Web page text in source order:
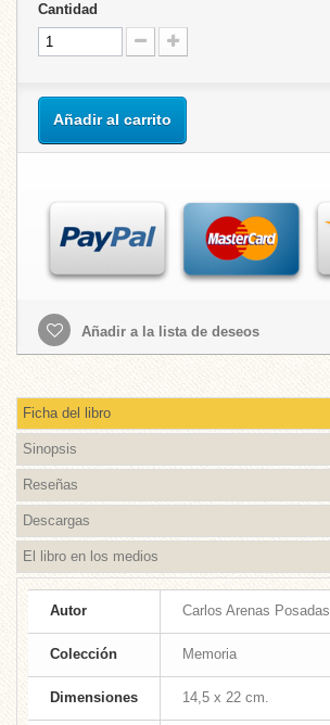
Cantidad
Añadir al carrito
Añadir a la lista de deseos
Ficha del libro
Sinopsis
Reseñas
Descargas
El libro en los medios
Autor Carlos Arenas Posadas
Colección Memoria
Dimensiones 14,5 x 22 cm.